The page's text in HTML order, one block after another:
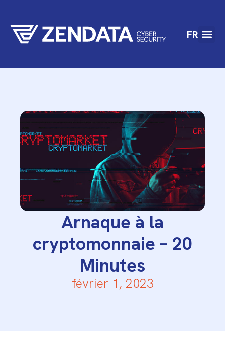
FR
Arnaque à la
cryptomonnaie – 20
Minutes
février 1, 2023